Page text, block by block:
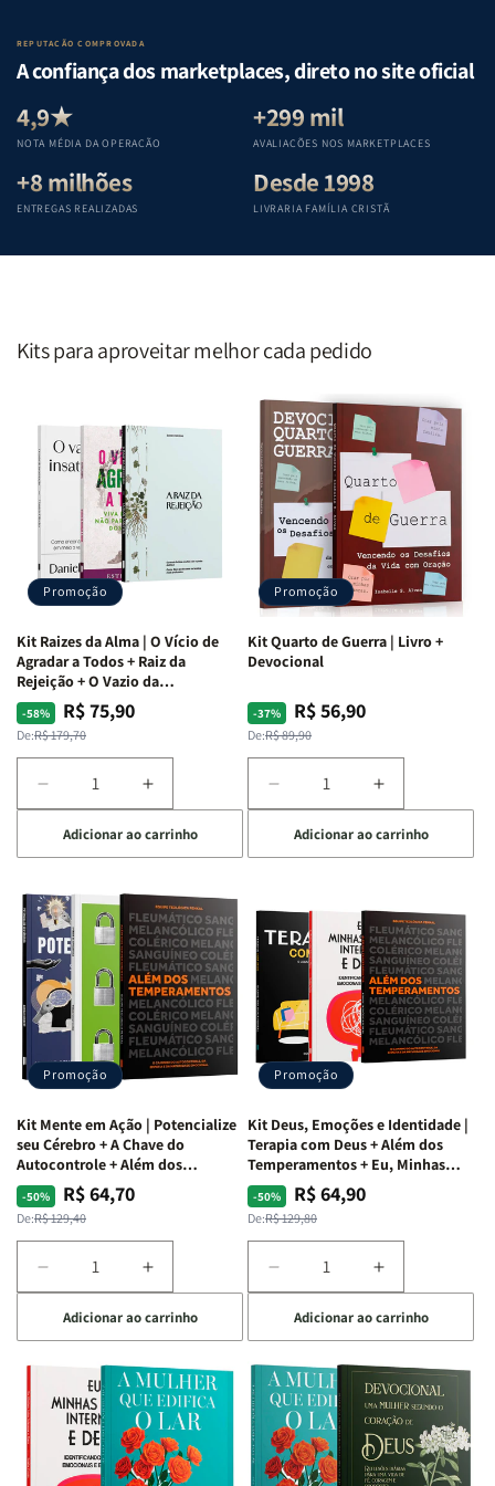
Lar
|
Equipe
Teológica
Penkal
|
Equipe
Penkal
|
Equipe
Teológica
Penkal
Equipe
REPUTAÇÃO COMPROVADA
A confiança dos marketplaces, direto no site oficial
4,9★
NOTA MÉDIA DA OPERAÇÃO
+299 mil
AVALIAÇÕES NOS MARKETPLACES
+8 milhões
ENTREGAS REALIZADAS
Desde 1998
LIVRARIA FAMÍLIA CRISTÃ
Kits para aproveitar melhor cada pedido
Promoção
Kit Raizes da Alma | O Vício de
Agradar a Todos + Raiz da
Rejeição + O Vazio da
Insatisfação.
-58%
Preço
normal
De:R$ 179,70
Preço
promocional
R$ 75,90
Diminuir
a
quantidade
de
Raizes
da
Alma
|
O
Vício
Agradar
a
Todos
+
Raiz
da
Rejeição
Insatisfação.
Aumentar
a
quantidade
de
Raizes
da
Alma
|
O
Vício
de
Agradar
Todos
+
Raiz
O
Insatisfação.
Adicionar ao carrinho
Promoção
Kit Quarto de Guerra | Livro +
Devocional
-37%
Preço
normal
De:R$ 89,90
Preço
promocional
R$ 56,90
Diminuir
a
quantidade
de
Quarto
de
Guerra
Livro
+
Devocional
Aumentar
a
quantidade
de
Quarto
de
Guerra
|
Livro
+
Devocional
Adicionar ao carrinho
Promoção
Kit Mente em Ação | Potencialize
seu Cérebro + A Chave do
Autocontrole + Além dos
Temperamentos
-50%
Preço
normal
De:R$ 129,40
Preço
promocional
R$ 64,70
Diminuir
a
quantidade
de
Mente
em
Ação
Aumentar
a
quantidade
de
Kit
Mente
em
Ação
|
Adicionar ao carrinho
Promoção
Kit Deus, Emoções e Identidade |
Terapia com Deus + Além dos
Temperamentos + Eu, Minhas
Feridas e Deus
-50%
Preço
normal
De:R$ 129,80
Preço
promocional
R$ 64,90
Diminuir
a
quantidade
de
Kit
Deus,
Emoções
e
Identidade
Aumentar
a
quantidade
de
Kit
Deus,
Emoções
e
Identidade
Adicionar ao carrinho